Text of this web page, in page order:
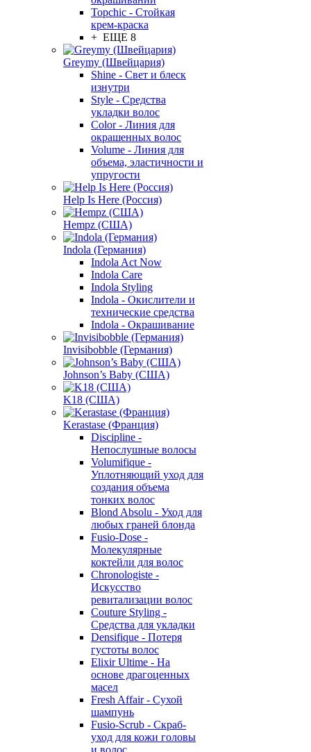
Topchic - Стойкая
крем-краска
+ ЕЩЕ 8
Greymy (Швейцария)
Shine - Свет и блеск
изнутри
Style - Средства
укладки волос
Color - Линия для
окрашенных волос
Volume - Линия для
объема, эластичности и
упругости
Help Is Here (Россия)
Hempz (США)
Indola (Германия)
Indola Act Now
Indola Care
Indola Styling
Indola - Окислители и
технические средства
Indola - Окрашивание
Invisibobble (Германия)
Johnson’s Baby (США)
K18 (США)
Kerastase (Франция)
Discipline -
Непослушные волосы
Volumifique -
Уплотняющий уход для
создания объема
тонких волос
Blond Absolu - Уход для
любых граней блонда
Fusio-Dose -
Молекулярные
коктейли для волос
Chronologiste -
Искусство
ревитализации волос
Couture Styling -
Средства для укладки
Densifique - Потеря
густоты волос
Elixir Ultime - На
основе драгоценных
масел
Fresh Affair - Сухой
шампунь
Fusio-Scrub - Скраб-
уход для кожи головы
и волос